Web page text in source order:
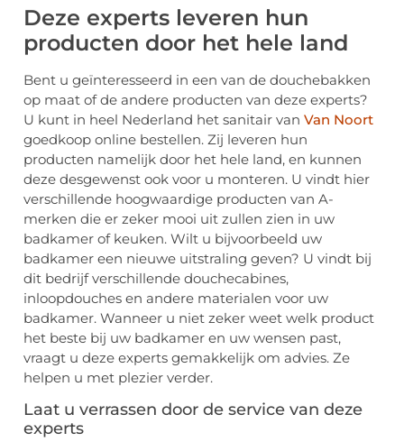
Deze experts leveren hun
producten door het hele land
Bent u geïnteresseerd in een van de douchebakken
op maat of de andere producten van deze experts?
U kunt in heel Nederland het sanitair van Van Noort
goedkoop online bestellen. Zij leveren hun
producten namelijk door het hele land, en kunnen
deze desgewenst ook voor u monteren. U vindt hier
verschillende hoogwaardige producten van A-
merken die er zeker mooi uit zullen zien in uw
badkamer of keuken. Wilt u bijvoorbeeld uw
badkamer een nieuwe uitstraling geven? U vindt bij
dit bedrijf verschillende douchecabines,
inloopdouches en andere materialen voor uw
badkamer. Wanneer u niet zeker weet welk product
het beste bij uw badkamer en uw wensen past,
vraagt u deze experts gemakkelijk om advies. Ze
helpen u met plezier verder.
Laat u verrassen door de service van deze
experts